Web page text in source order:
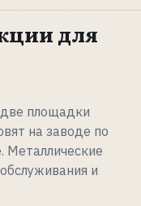
для
площадки
на заводе по
Металлические
и